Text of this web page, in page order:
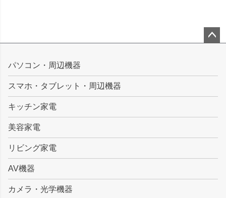
ップ
パソコン・周辺機器
スマホ・タブレット・周辺機器
キッチン家電
美容家電
リビング家電
AV機器
カメラ・光学機器